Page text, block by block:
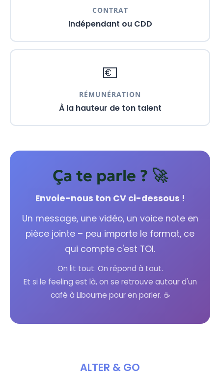
CONTRAT
Indépendant ou CDD
💶
RÉMUNÉRATION
À la hauteur de ton talent
Ça te parle ? 🚀
Envoie-nous ton CV ci-dessous !
Un message, une vidéo, un voice note en
pièce jointe – peu importe le format, ce
qui compte c'est TOI.
On lit tout. On répond à tout.
Et si le feeling est là, on se retrouve autour d'un
café à Libourne pour en parler. ☕
ALTER & GO